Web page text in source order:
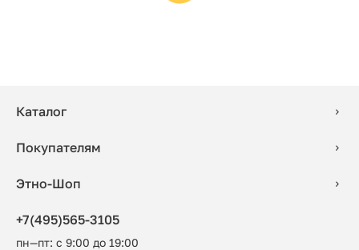
Каталог
Покупателям
Этно-Шоп
+7(495)565-3105
пн—пт: с 9:00 до 19:00